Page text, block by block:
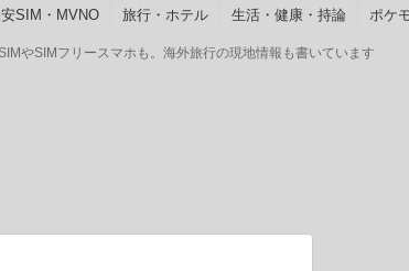
SIM・MVNO 旅行・ホテル 生活・健康・持論 ポケ
やSIMフリースマホも。海外旅行の現地情報も書いています